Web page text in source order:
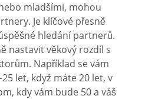
mladšími, mohou
Je klíčové přesně
hledání partnerů.
nastavit věkový rozdíl s
Například se vám
let, když máte 20 let, v
kdy vám bude 50 a váš